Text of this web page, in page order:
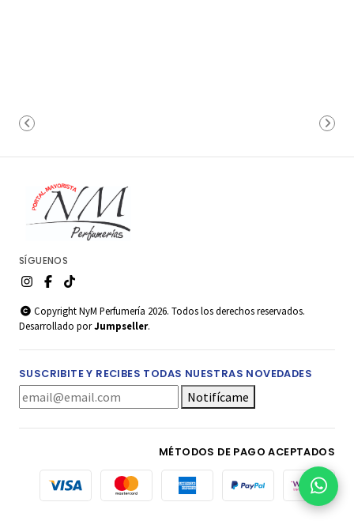
SÍGUENOS
Copyright NyM Perfumería 2026. Todos los derechos reservados.
Desarrollado porJumpseller.
SUSCRIBITE Y RECIBES TODAS NUESTRAS NOVEDADES
Notifícame
MÉTODOS DE PAGO ACEPTADOS